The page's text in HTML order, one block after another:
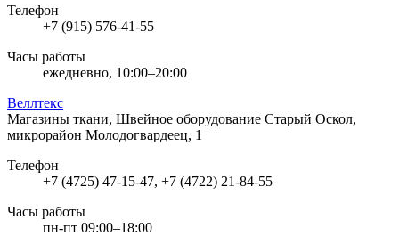
Телефон
+7 (915) 576-41-55
Часы работы
ежедневно, 10:00–20:00
Веллтекс
Магазины ткани, Швейное оборудование Старый Оскол,
микрорайон Молодогвардеец, 1
Телефон
+7 (4725) 47-15-47, +7 (4722) 21-84-55
Часы работы
пн-пт 09:00–18:00